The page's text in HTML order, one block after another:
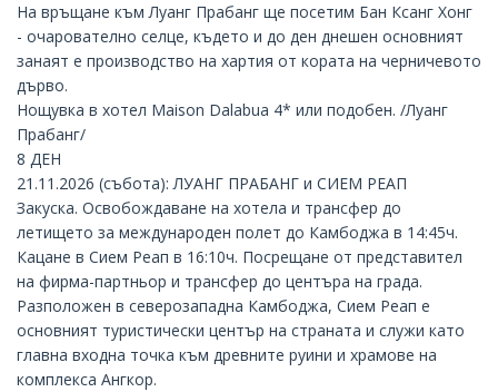
На връщане към Луанг Прабанг ще посетим Бан Ксанг Хонг
- очарователно селце, където и до ден днешен основният
занаят е производство на хартия от кората на черничевото
дърво.
Нощувка в хотел Maison Dalabua 4* или подобен. /Луанг
Прабанг/
8 ДЕН
21.11.2026 (събота): ЛУАНГ ПРАБАНГ и СИЕМ РЕАП
Закуска. Освобождаване на хотела и трансфер до
летището за международен полет до Камбоджа в 14:45ч.
Кацане в Сием Реап в 16:10ч. Посрещане от представител
на фирма-партньор и трансфер до центъра на града.
Разположен в северозападна Камбоджа, Сием Реап е
основният туристически център на страната и служи като
главна входна точка към древните руини и храмове на
комплекса Ангкор.